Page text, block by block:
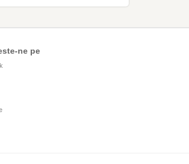
ne pe